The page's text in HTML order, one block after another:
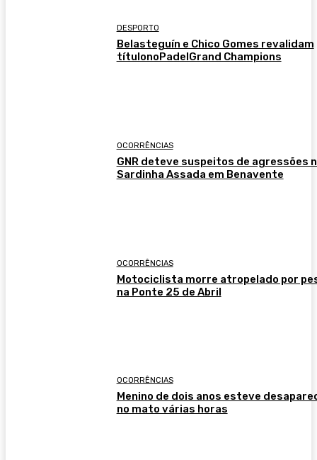
DESPORTO
Belasteguín e Chico Gomes revalidam
títulonoPadelGrand Champions
OCORRÊNCIAS
GNR deteve suspeitos de agressões
Sardinha Assada em Benavente
OCORRÊNCIAS
Motociclista morre atropelado por
na Ponte 25 de Abril
OCORRÊNCIAS
Menino de dois anos esteve
no mato várias horas